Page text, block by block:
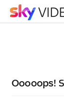
Ooooops!